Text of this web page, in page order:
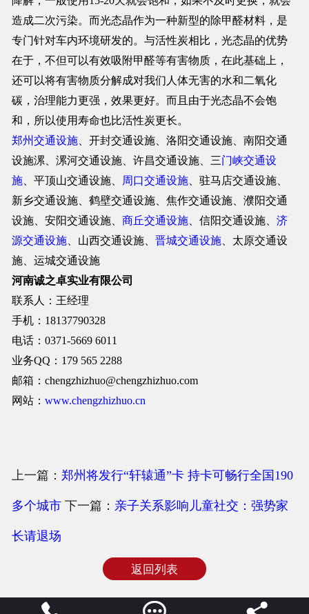
造成二次污染。而光态晶作为一种新型的除甲醛材料，是
专门针对车内环境研发的。与活性炭相比，光态晶的优势
在于，不但可以有效吸附甲醛等有害物质，在此基础上，
还可以将有害物质分解成对我们人体无害的水和二氧化
碳，治理能力更强，效果更好。而且由于光态晶不会饱
和，所以使用寿命也比活性炭更长。
郑州交通设施、开封交通设施、洛阳交通设施、南阳交通
设施漯、漯河交通设施、许昌交通设施、三门峡交通设
施、平顶山交通设施、 周口交通设施、驻马店交通设施、
新乡交通设施、鹤壁交通设施、焦作交通设施、濮阳交通
设施、安阳交通设施、 商丘交通设施、信阳交通设施、 济
源交通设施、山西交通设施、 晋城交通设施、太原交通设
施、运城交通设施
河南诚之卓实业有限公司
联系人：王经理
手机：18137790328
电话：0371-5669 6011
业务QQ：179 565 2288
邮箱：chengzhizhuo@chengzhizhuo.com
网站： www.chengzhizhuo.cn
上一篇： 郑州将发行“轩辕通”卡 持卡可畅行全国190
多个城市下一篇： 亲子关系影响儿童社交：强势家
长请退场
返回列表